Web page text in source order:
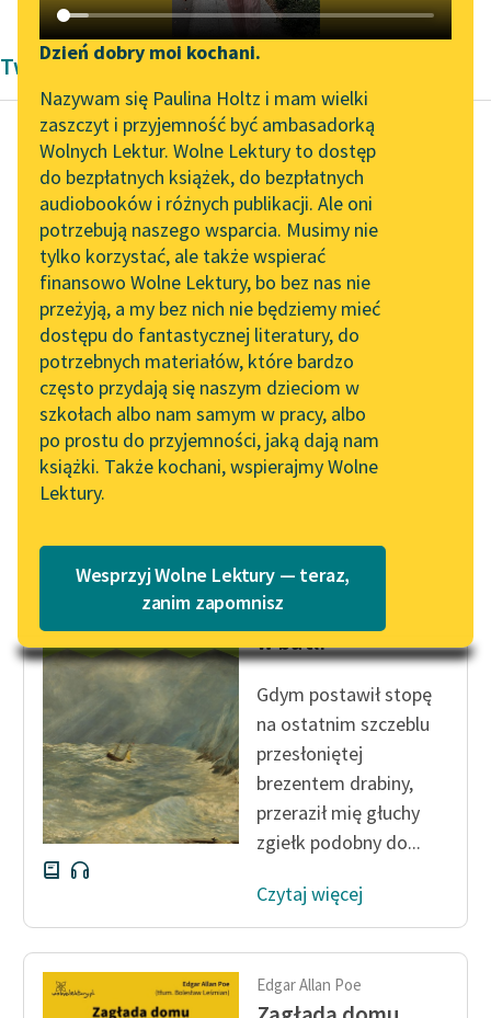
Katalog DAISY
Podkasty o książkach
Zgłoś brak utworu
Aktualności
„Prokurator Alicja Horn”
do słuchania
Byliśmy częścią AI Impact
Lab
Zapraszamy na spotkanie
online z tłumaczkami
literatury skandynawskiej
Spotkanie z Katarzyną
Tunkiel w Oslo
102. lata temu zmarł
Joseph Conrad
Lektury szkolne i klasyka
literatury do słuchania dla
uczennic i uczniów z
niepełnosprawnościami
E-kolekcja lektur
szkolnych i literatury do
słuchania dla uczennic i
uczniów z
niepełnosprawnościami
Feministyczne inspiracje.
skandynawskiej literatury
feministycznej
Ręce pełne poezji
Narzędzia
Mapa Wolnych Lektur
Leśmianator
Przewodnik dla piszących i
czytających
API
OAI-PMH
Widget Wolnych Lektur
Przypisy
Katalog w formacie PDF
Dzień dobry moi kochani.
Nazywam się Paulina Holtz i mam wielki
zaszczyt i przyjemność być ambasadorką
Wolnych Lektur. Wolne Lektury to dostęp
do bezpłatnych książek, do bezpłatnych
audiobooków i różnych publikacji. Ale oni
potrzebują naszego wsparcia. Musimy nie
tylko korzystać, ale także wspierać
finansowo Wolne Lektury, bo bez nas nie
przeżyją, a my bez nich nie będziemy mieć
dostępu do fantastycznej literatury, do
potrzebnych materiałów, które bardzo
często przydają się naszym dzieciom w
szkołach albo nam samym w pracy, albo
po prostu do przyjemności, jaką dają nam
książki. Także kochani, wspierajmy Wolne
Lektury.
Wesprzyj Wolne Lektury — teraz,
zanim zapomnisz
Twórczość Romantyzm Edgara Allana Poe'go
Edgar Allan Poe
Rękopis znaleziony
w butli
Wkrótce potem uwagę
moją przykuł brunatno-
purpurowy brzask
księżyca i szczególny
wygląd morza. To
ostatnie podlegało...
Edgar Allan Poe
Rękopis znaleziony
w butli
Gdym postawił stopę
na ostatnim szczeblu
przesłoniętej
brezentem drabiny,
przeraził mię głuchy
zgiełk podobny do...
Czytaj więcej
Edgar Allan Poe